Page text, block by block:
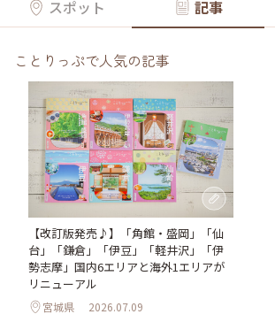
スポット 記事
ことりっぷで人気の記事
【改訂版発売♪】「角館・盛岡」「仙
台」「鎌倉」「伊豆」「軽井沢」「伊
勢志摩」国内6エリアと海外1エリアが
リニューアル
宮城県 2026.07.09